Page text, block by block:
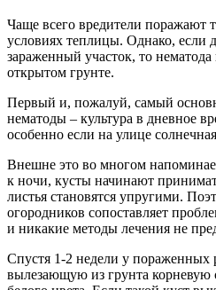
Чаще всего вредители поражают
условиях теплицы. Однако, если
зараженный участок, то нематода
открытом грунте.
Первый и, пожалуй, самый
нематоды – культура в дневное
особенно если на улице
Внешне это во многом
к ночи, кусты начинают
листья становятся упругими.
огородников сопоставляет
и никакие методы лечения не
Спустя 1-2 недели у пораженных
вылезающую из грунта корневую